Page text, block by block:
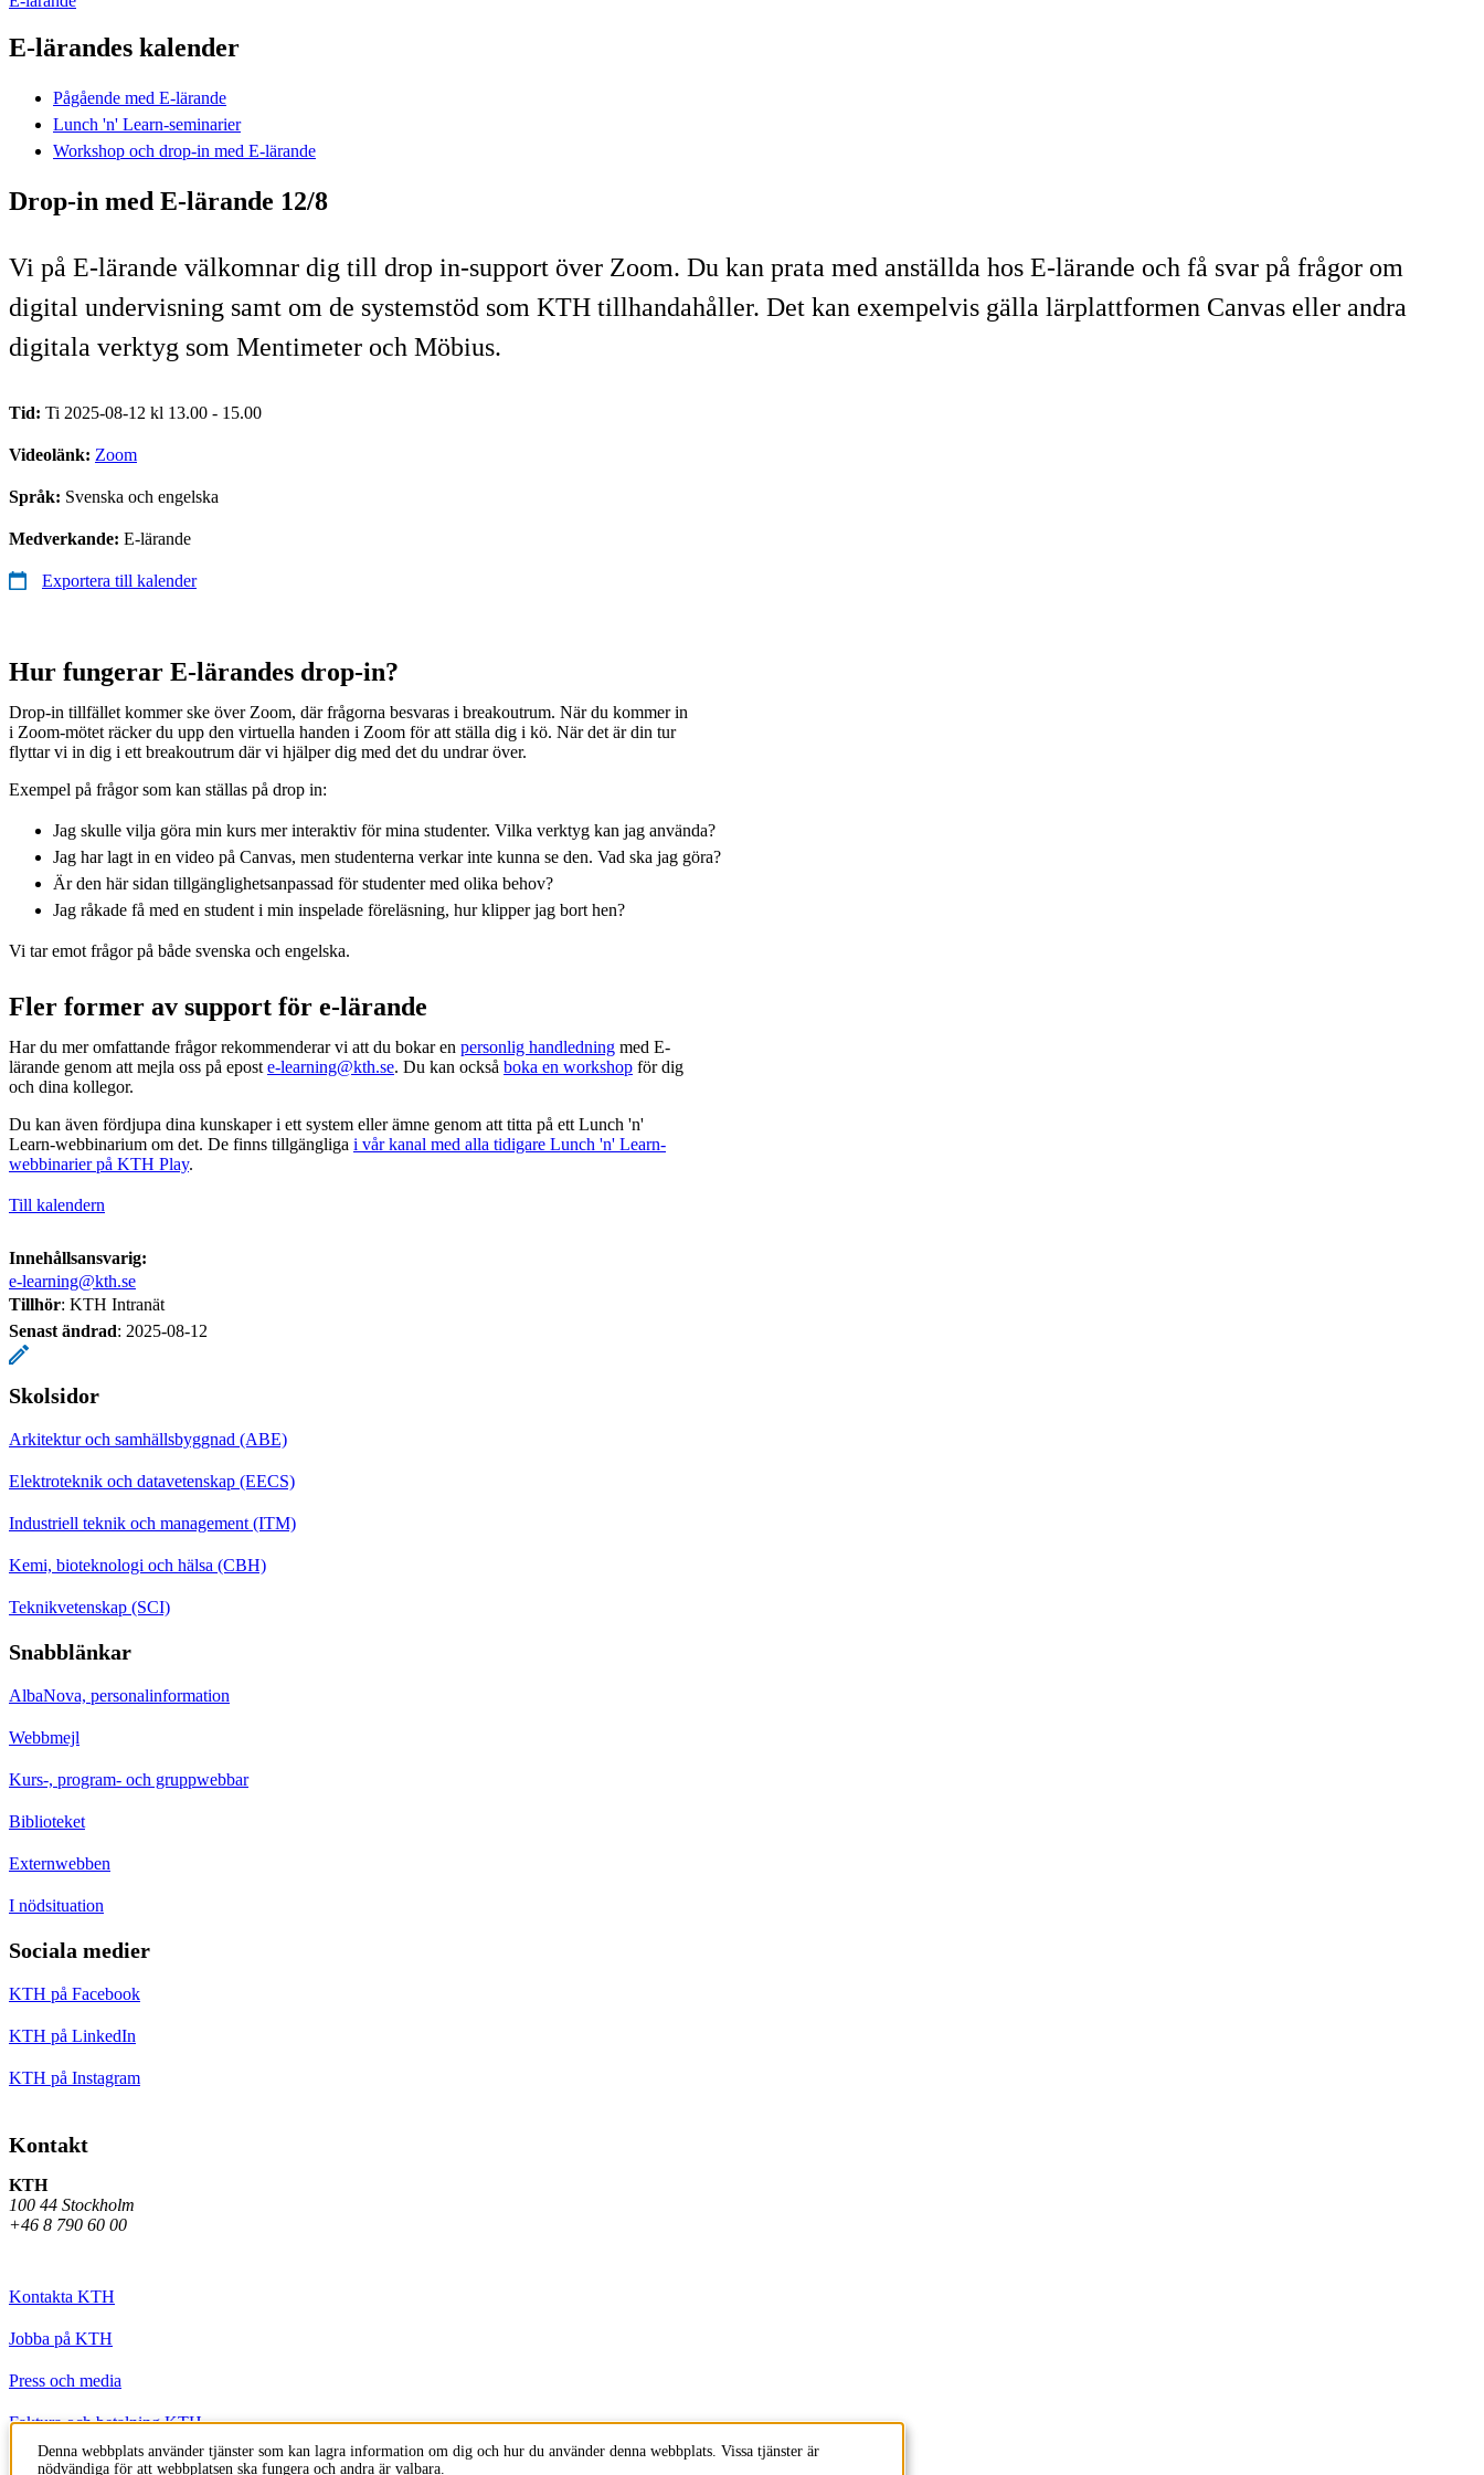
E-lärandes kalender
Pågående med E-lärande
Lunch 'n' Learn-seminarier
Workshop och drop-in med E-lärande
Drop-in med E-lärande 12/8
Vi på E-lärande välkomnar dig till drop in-support över Zoom. Du kan prata med anställda hos E-lärande och få svar på frågor om
digital undervisning samt om de systemstöd som KTH tillhandahåller. Det kan exempelvis gälla lärplattformen Canvas eller andra
digitala verktyg som Mentimeter och Möbius.
Tid: Ti 2025-08-12 kl 13.00 - 15.00
Videolänk: Zoom
Språk: Svenska och engelska
Medverkande: E-lärande
Exportera till kalender
Hur fungerar E-lärandes drop-in?
Drop-in tillfället kommer ske över Zoom, där frågorna besvaras i breakoutrum. När du kommer in
i Zoom-mötet räcker du upp den virtuella handen i Zoom för att ställa dig i kö. När det är din tur
flyttar vi in dig i ett breakoutrum där vi hjälper dig med det du undrar över.
Exempel på frågor som kan ställas på drop in:
Jag skulle vilja göra min kurs mer interaktiv för mina studenter. Vilka verktyg kan jag använda?
Jag har lagt in en video på Canvas, men studenterna verkar inte kunna se den. Vad ska jag göra?
Är den här sidan tillgänglighetsanpassad för studenter med olika behov?
Jag råkade få med en student i min inspelade föreläsning, hur klipper jag bort hen?
Vi tar emot frågor på både svenska och engelska.
Fler former av support för e-lärande
Har du mer omfattande frågor rekommenderar vi att du bokar en personlig handledning med E-
lärande genom att mejla oss på epost e-learning@kth.se. Du kan också boka en workshop för dig
och dina kollegor.
Du kan även fördjupa dina kunskaper i ett system eller ämne genom att titta på ett Lunch 'n'
Learn-webbinarium om det. De finns tillgängliga i vår kanal med alla tidigare Lunch 'n' Learn-
webbinarier på KTH Play.
Till kalendern
Innehållsansvarig:
e-learning@kth.se
Tillhör: KTH Intranät
Senast ändrad: 2025-08-12
Skolsidor
Arkitektur och samhällsbyggnad (ABE)
Elektroteknik och datavetenskap (EECS)
Industriell teknik och management (ITM)
Kemi, bioteknologi och hälsa (CBH)
Teknikvetenskap (SCI)
Snabblänkar
AlbaNova, personalinformation
Webbmejl
Kurs-, program- och gruppwebbar
Biblioteket
Externwebben
I nödsituation
Sociala medier
KTH på Facebook
KTH på LinkedIn
KTH på Instagram
Kontakt
KTH
100 44 Stockholm
+46 8 790 60 00
Kontakta KTH
Jobba på KTH
Press och media
Faktura och betalning KTH
Om KTH:s webbplatser
Denna webbplats använder tjänster som kan lagra information om dig och hur du använder denna webbplats. Vissa tjänster är
nödvändiga för att webbplatsen ska fungera och andra är valbara.